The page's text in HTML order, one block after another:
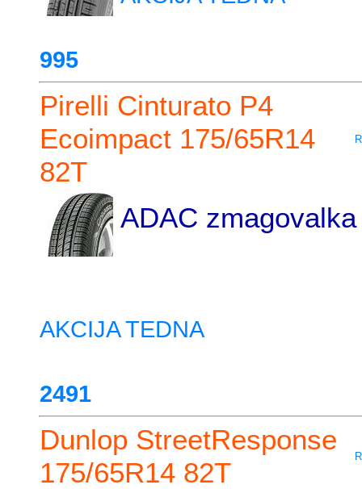
995
Pirelli Cinturato P4
Ecoimpact 175/65R14
82T
ADAC
AKCIJA TEDNA
2491
Dunlop StreetResponse
175/65R14 82T